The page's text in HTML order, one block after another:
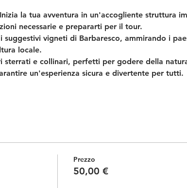
Inizia la tua avventura in un'accogliente struttura
necessarie e prepararti per il tour.
suggestivi vigneti di Barbaresco, ammirando i
locale.
sterrati e collinari, perfetti per godere della
un'esperienza sicura e divertente per tutti.
Prezzo
50,00 €